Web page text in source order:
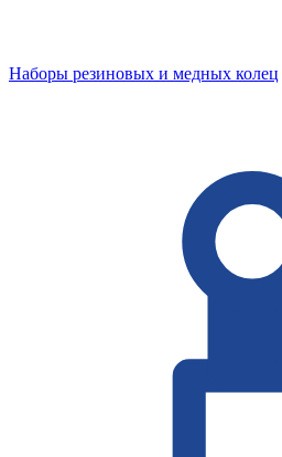
Наборы резиновых и медных колец